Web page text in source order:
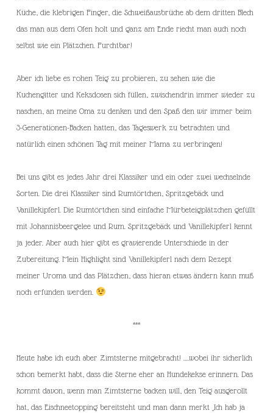
Küche, die klebrigen Finger, die Schweißausbrüche ab dem dritten Blech
das man aus dem Ofen holt und ganz am Ende riecht man auch noch
selbst wie ein Plätzchen. Furchtbar!
Aber ich liebe es rohen Teig zu probieren, zu sehen wie die
Kuchengitter und Keksdosen sich füllen, zwischendrin immer wieder zu
naschen, an meine Oma zu denken und den Spaß den wir immer beim
3-Generationen-Backen hatten, das Tageswerk zu betrachten und
natürlich einen schönen Tag mit meiner Mama zu verbringen!
Bei uns gibt es jedes Jahr drei Klassiker und ein oder zwei wechselnde
Sorten. Die drei Klassiker sind Rumtörtchen, Spritzgebäck und
Vanillekipferl. Die Rumtörtchen sind einfache Mürbeteigplätzchen gefüllt
mit Johannisbeergelee und Rum. Spritzgebäck und Vanillekipferl kennt
ja jeder. Aber auch hier gibt es gravierende Unterschiede in der
Zubereitung. Mein Highlight sind Vanillekipferl nach dem Rezept
meiner Uroma und das Plätzchen, dass hieran etwas ändern kann muß
noch erfunden werden.
***
Heute habe ich euch aber Zimtsterne mitgebracht! ….wobei ihr sicherlich
schon bemerkt habt, dass die Sterne eher an Hundekekse erinnern. Das
kommt davon, wenn man Zimtsterne backen will, den Teig ausgerollt
hat, das Eischneetopping bereitsteht und man dann merkt „Ich hab ja